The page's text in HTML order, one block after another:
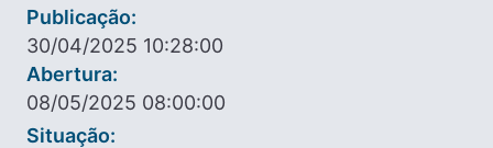
Publicação:
30/04/2025 10:28:00
Abertura:
08/05/2025 08:00:00
Situação: